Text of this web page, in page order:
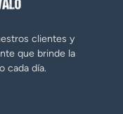
clientes y
que brinde la
cada día.